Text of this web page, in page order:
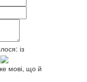
із
мові, що й